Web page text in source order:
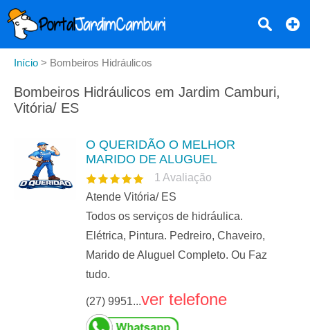
Início > Bombeiros Hidráulicos
Bombeiros Hidráulicos em Jardim Camburi,
Vitória/ ES
O QUERIDÃO O MELHOR
MARIDO DE ALUGUEL
1 Avaliação
Atende Vitória/ ES
Todos os serviços de hidráulica.
Elétrica, Pintura. Pedreiro, Chaveiro,
Marido de Aluguel Completo. Ou Faz
tudo.
(27) 9951...ver telefone